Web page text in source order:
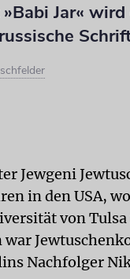
Jar«
Jewgeni
in den USA,
von
Nachfolger